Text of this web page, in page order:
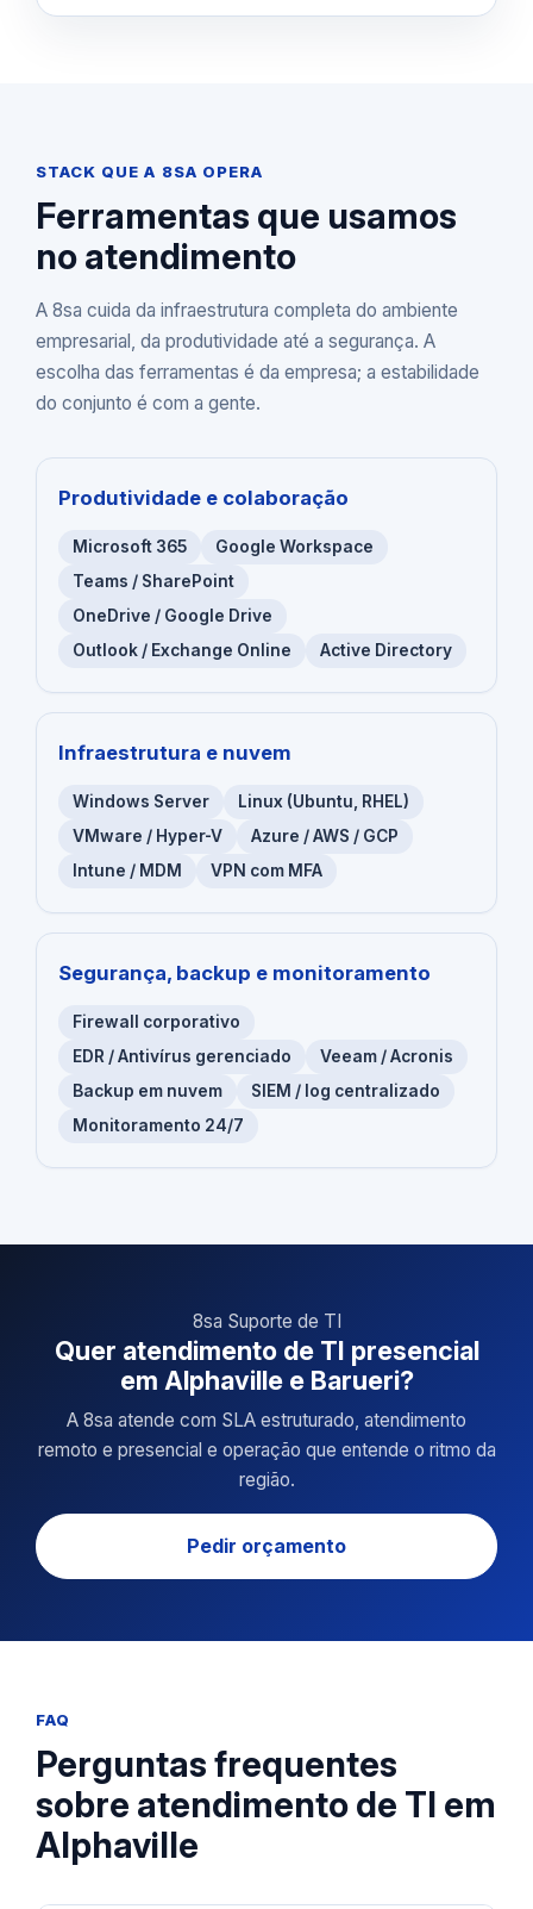
STACK QUE A 8SA OPERA
Ferramentas que usamos
no atendimento
A 8sa cuida da infraestrutura completa do ambiente
empresarial, da produtividade até a segurança. A
escolha das ferramentas é da empresa; a estabilidade
do conjunto é com a gente.
Produtividade e colaboração
Microsoft 365
Google Workspace
Teams / SharePoint
OneDrive / Google Drive
Outlook / Exchange Online
Active Directory
Infraestrutura e nuvem
Windows Server
Linux (Ubuntu, RHEL)
VMware / Hyper-V
Azure / AWS / GCP
Intune / MDM
VPN com MFA
Segurança, backup e monitoramento
Firewall corporativo
EDR / Antivírus gerenciado
Veeam / Acronis
Backup em nuvem
SIEM / log centralizado
Monitoramento 24/7
8sa Suporte de TI
Quer atendimento de TI presencial
em Alphaville e Barueri?
A 8sa atende com SLA estruturado, atendimento
remoto e presencial e operação que entende o ritmo da
região.
Pedir orçamento
FAQ
Perguntas frequentes
sobre atendimento de TI em
Alphaville